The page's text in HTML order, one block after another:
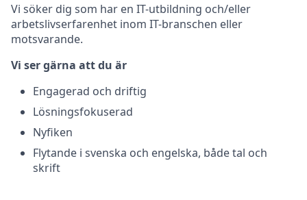
Vi söker dig som har en IT-utbildning och/eller
arbetslivserfarenhet inom IT-branschen eller
motsvarande.
Vi ser gärna att du är
Engagerad och driftig
Lösningsfokuserad
Nyfiken
Flytande i svenska och engelska, både tal och
skrift